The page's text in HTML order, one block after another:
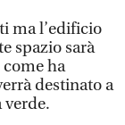
ma l’edificio
spazio sarà
ha
destinato a
verde.